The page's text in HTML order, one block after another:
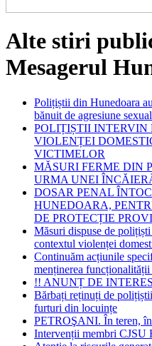
Alte stiri
Mesagerul
Polițiștii din Hunedoara
bănuit de agresiune
POLIȚIȘTII INTERVIN
VIOLENȚEI
VICTIMELOR
MĂSURI FERME DIN
URMA UNEI
DOSAR PENAL
HUNEDOARA,
DE PROTECȚIE
Măsuri dispuse de
contextul violenței
Continuăm acțiunile
menținerea
!! ANUNȚ DE
Bărbați reținuți de
furturi din locuințe
PETROŞANI. În teren,
Intervenții membri CJSU